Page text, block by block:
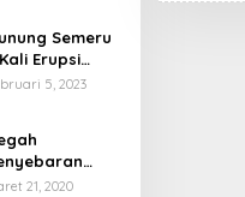
Semeru
Erupsi
Tinggi
5, 2023
Corona,
21, 2020